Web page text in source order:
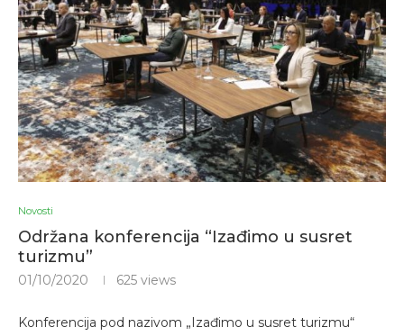
Novosti
Održana konferencija “Izađimo u susret
turizmu”
01/10/2020 625 views
Konferencija pod nazivom „Izađimo u susret turizmu“